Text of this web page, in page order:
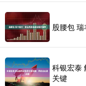
股腰包
科银宏泰
关键